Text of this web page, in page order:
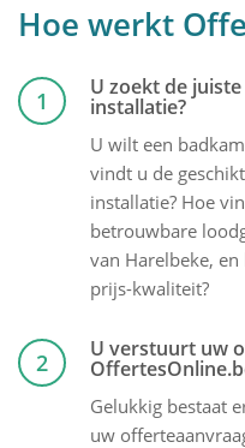
Hoe werkt
1 U zoekt de
installatie?
U wilt een
vindt u de
installatie? Hoe
betrouwbare
van Harelbeke,
prijs-kwaliteit?
2 U verstuurt uw
Gelukkig bestaat
uw